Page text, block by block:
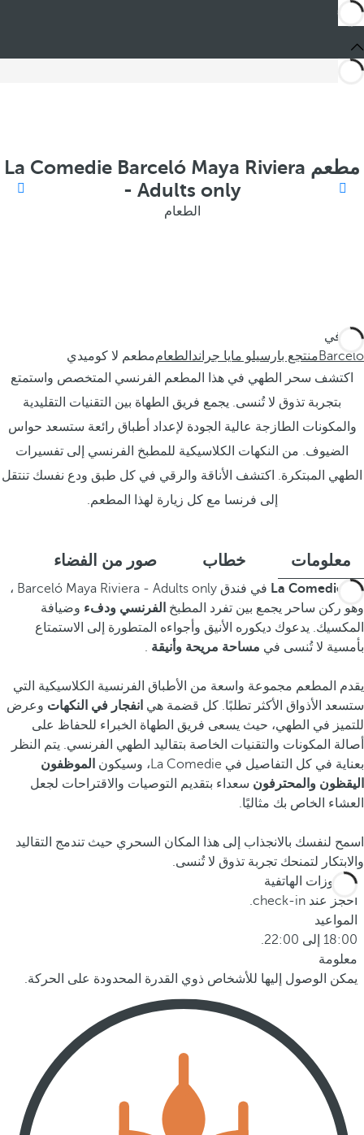
مطعم La Comedie Barceló Maya Riviera
- Adults only
الطعام
أنت في
Barcelóمنتجع بارسيلو مايا جراند الطعاممطعم لا كوميدي
اكتشف سحر الطهي في هذا المطعم الفرنسي المتخصص واستمتع
بتجربة تذوق لا تُنسى. يجمع فريق الطهاة بين التقنيات التقليدية
والمكونات الطازجة عالية الجودة لإعداد أطباق رائعة ستسعد حواس
الضيوف. من النكهات الكلاسيكية للمطبخ الفرنسي إلى تفسيرات
الطهي المبتكرة. اكتشف الأناقة والرقي في كل طبق ودع نفسك تنتقل
إلى فرنسا مع كل زيارة لهذا المطعم.
معلومات خطاب صور من الفضاء
يقع La Comedie
في فندق Barceló Maya Riviera - Adults only ،
وهو ركن ساحر يجمع بين تفرد المطبخ الفرنسي ودفء وضيافة
المكسيك. يدعوك ديكوره الأنيق وأجواءه المتطورة إلى الاستمتاع
بأمسية لا تُنسى في مساحة مريحة وأنيقة .
يقدم المطعم مجموعة واسعة من الأطباق الفرنسية الكلاسيكية التي
ستسعد الأذواق الأكثر تطلبًا. كل قضمة هي انفجار في النكهات وعرض
للتميز في الطهي، حيث يسعى فريق الطهاة الخبراء للحفاظ على
أصالة المكونات والتقنيات الخاصة بتقاليد الطهي الفرنسي. يتم النظر
بعناية في كل التفاصيل في La Comedie، وسيكون
الموظفون
اليقظون والمحترفون سعداء بتقديم التوصيات والاقتراحات لجعل
العشاء الخاص بك مثاليًا.
اسمح لنفسك بالانجذاب إلى هذا المكان السحري حيث تندمج التقاليد
والابتكار لتمنحك تجربة تذوق لا تُنسى.
الحجوزات الهاتفية
احجز عند check-in.
المواعيد
18:00 إلى 22:00.
معلومة
يمكن الوصول إليها للأشخاص ذوي القدرة المحدودة على الحركة.